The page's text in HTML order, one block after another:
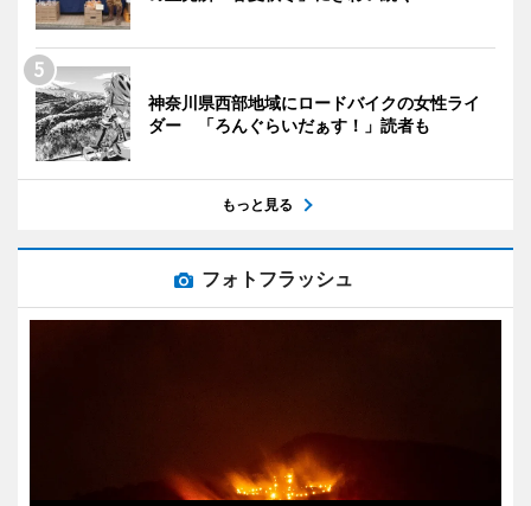
神奈川県西部地域にロードバイクの女性ライ
ダー 「ろんぐらいだぁす！」読者も
もっと見る
フォトフラッシュ